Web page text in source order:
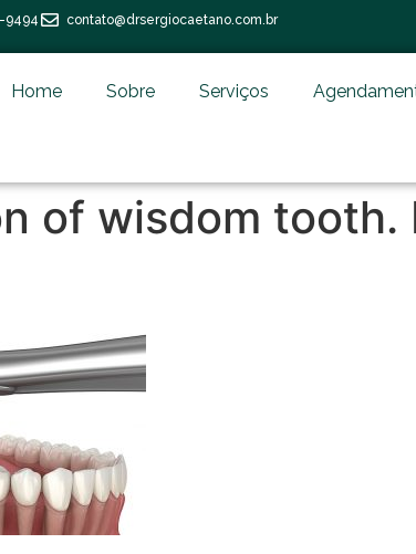
9494 contato@drsergiocaetano.com.br
Home Sobre Serviços
of wisdom